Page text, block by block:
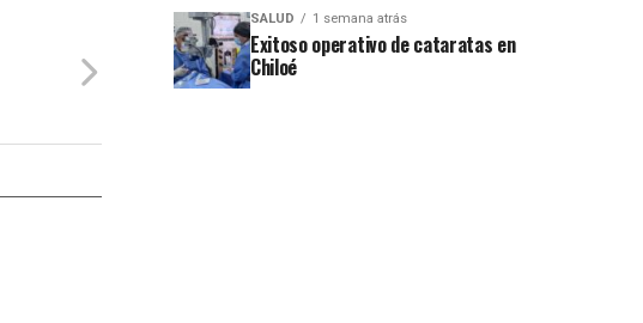
SALUD 1 semana atrás
Exitoso operativo de cataratas en
Chiloé